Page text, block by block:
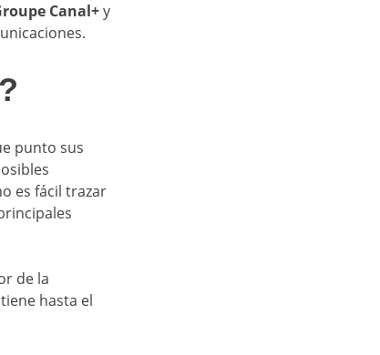
Canal+y
punto sus
es fácil trazar
de la
hasta el